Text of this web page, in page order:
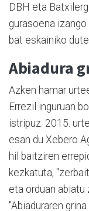
DBH eta
gurasoena
bat eskainiko
Abiadura
Azken hamar
Errezil inguruan
istripuz. 2015.
esan du Xebero
hil baitziren
kezkatuta,
eta orduan abiatu
"Abiaduraren